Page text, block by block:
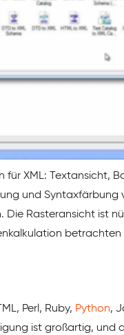
für XML: Textansicht,
und Syntaxfärbung
Die Rasteransicht ist
Perl, Ruby, Python,
ist großartig, und